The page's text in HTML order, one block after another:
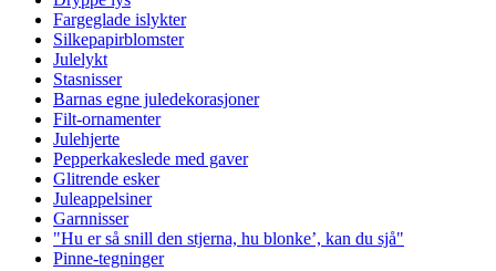
Fargeglade islykter
Silkepapirblomster
Julelykt
Stasnisser
Barnas egne juledekorasjoner
Filt-ornamenter
Julehjerte
Pepperkakeslede med gaver
Glitrende esker
Juleappelsiner
Garnnisser
"Hu er så snill den stjerna, hu blonke’, kan du sjå"
Pinne-tegninger